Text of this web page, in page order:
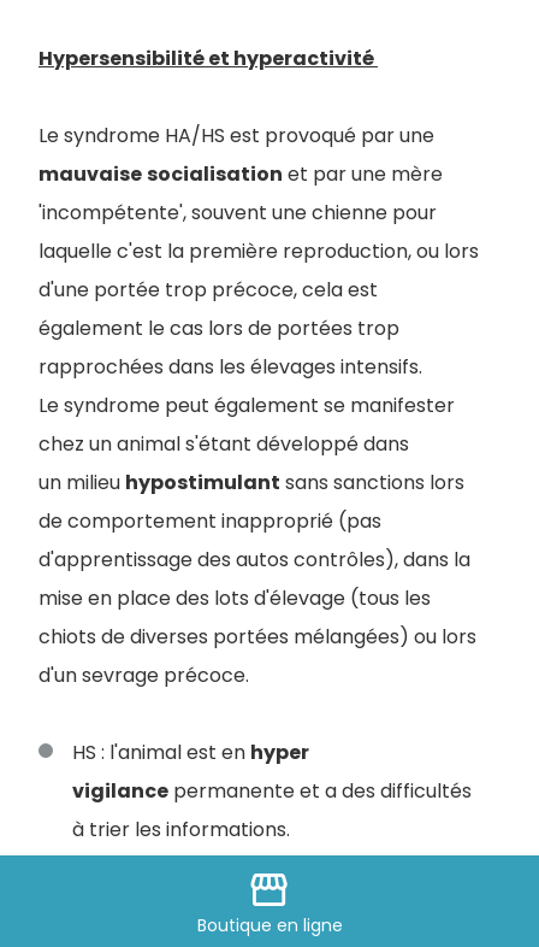
Hypersensibilité et hyperactivité
Le syndrome HA/HS est provoqué par une
mauvaisesocialisation et par une mère
'incompétente', souvent une chienne pour
laquelle c'est la première reproduction, ou lors
d'une portée trop précoce, cela est
également le cas lors de portées trop
rapprochées dans les élevages intensifs.
Le syndrome peut également se manifester
chez un animal s'étant développé dans
un milieu hypostimulant sans sanctions lors
de comportement inapproprié (pas
d'apprentissage des autos contrôles), dans la
mise en place des lots d'élevage (tous les
chiots de diverses portées mélangées) ou lors
d'un sevrage précoce.
HS : l'animal est en hyper
vigilance permanente et a des difficultés
à trier les informations.
hyperactif
activité motrice permanente et
storefront
Boutique en ligne